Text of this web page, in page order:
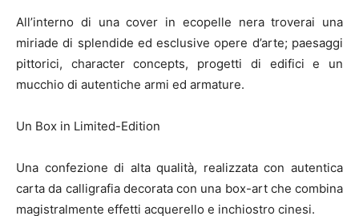
All’interno di una cover in ecopelle nera troverai una
miriade di splendide ed esclusive opere d’arte; paesaggi
pittorici, character concepts, progetti di edifici e un
mucchio di autentiche armi ed armature.
Un Box in Limited-Edition
Una confezione di alta qualità, realizzata con autentica
carta da calligrafia decorata con una box-art che combina
magistralmente effetti acquerello e inchiostro cinesi.